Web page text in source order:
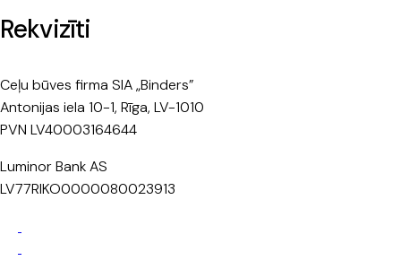
Rekvizīti
Ceļu būves firma SIA „Binders”
Antonijas iela 10-1, Rīga, LV-1010
PVN LV40003164644
Luminor Bank AS
LV77RIKO0000080023913